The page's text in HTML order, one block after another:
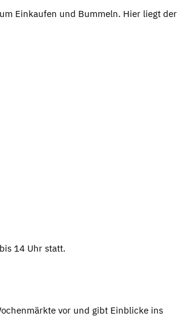
Einkaufen und Bummeln. Hier liegt der
14 Uhr statt.
vor und gibt Einblicke ins